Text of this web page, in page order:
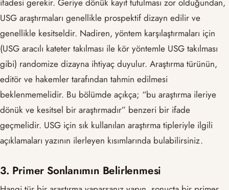
ifadesi gerekir. Geriye dönük kayıt tutulması zor olduğundan,
USG araştırmaları genellikle prospektif dizayn edilir ve
genellikle kesitseldir. Nadiren, yöntem karşılaştırmaları için
(USG aracılı kateter takılması ile kör yöntemle USG takılması
gibi) randomize dizayna ihtiyaç duyulur. Araştırma türünün,
editör ve hakemler tarafından tahmin edilmesi
beklenmemelidir. Bu bölümde açıkça; “bu araştırma ileriye
dönük ve kesitsel bir araştırmadır” benzeri bir ifade
geçmelidir. USG için sık kullanılan araştırma tipleriyle ilgili
açıklamaları yazının ilerleyen kısımlarında bulabilirsiniz.
3. Primer Sonlanımın Belirlenmesi